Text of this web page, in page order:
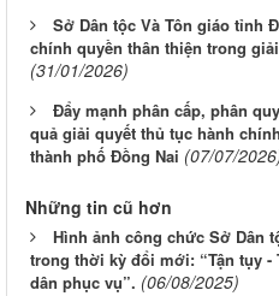
Sở Dân tộc Và Tôn giáo tỉnh
chính quyền thân thiện trong
(31/01/2026)
Đẩy mạnh phân cấp, phân
quả giải quyết thủ tục hành
thành phố Đồng Nai (07/07/
Những tin cũ hơn
Hình ảnh công chức Sở Dân
trong thời kỳ đổi mới: “Tận tụy -
dân phục vụ”. (06/08/2025)